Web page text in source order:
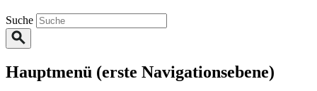
Suche
Hauptmenü (erste Navigationsebene)